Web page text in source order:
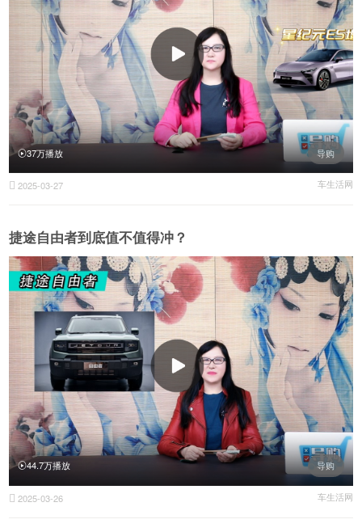
导购
37万播放
 2025-03-27 车生活网
捷途自由者到底值不值得冲？
导购
44.7万播放
 2025-03-26 车生活网